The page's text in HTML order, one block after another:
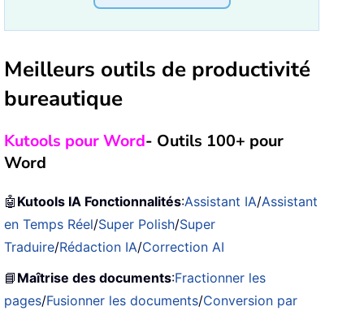
Meilleurs outils de productivité
bureautique
Kutools pour Word- Outils 100+ pour
Word
🤖 Kutools IA Fonctionnalités:Assistant IA/Assistant
en Temps Réel/Super Polish/Super
Traduire/Rédaction IA/Correction AI
📘 Maîtrise des documents:Fractionner les
pages/Fusionner les documents/Conversion par